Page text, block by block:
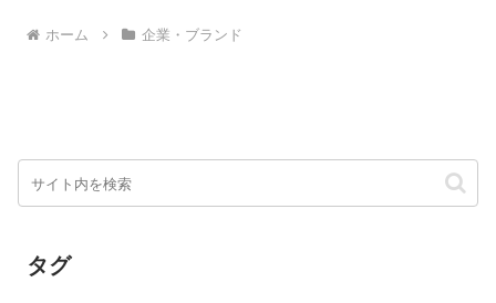
る”2篇の内容と見どころを解説。
ホーム 企業・ブランド
タグ